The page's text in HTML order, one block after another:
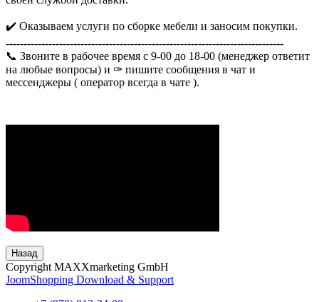
✔️ Оказываем услуги по сборке мебели и заносим покупки.
------------------------------------------------------------------------------
📞 Звоните в рабочее время с 9-00 до 18-00 (менеджер ответит
на любые вопросы) и ✑ пишите сообщения в чат и
мессенджеры ( оператор всегда в чате ).
Назад
Copyright MAXXmarketing GmbH
JoomShopping Download & Support